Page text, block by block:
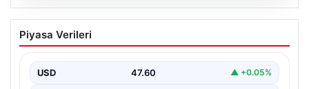
Bolu’da vahşet: Yavru kediyi önce öptü,
sonra boğdu
Ardından Telef Etti", "content": "Bolu'nun Beşkavaklar…
Piyasa Verileri
USD 47.60 ▲ +0.05%